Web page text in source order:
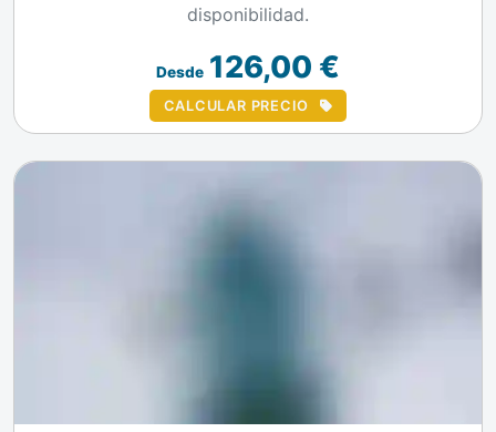
disponibilidad.
Desde 126,00 €
CALCULAR PRECIO